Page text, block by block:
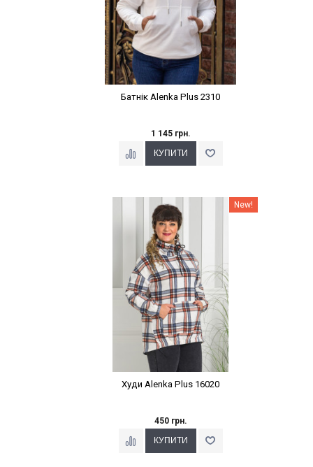
Батнік Alenka Plus 2310
1 145 грн.
Наклейки Варіант з % New!
Худи Alenka Plus 16020
450 грн.